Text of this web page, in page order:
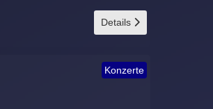
Details
Konzerte